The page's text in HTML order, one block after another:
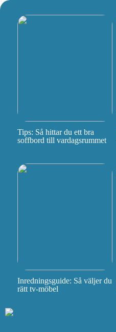
Tips: Så hittar du ett bra
soffbord till vardagsrummet
Inredningsguide: Så väljer du
rätt tv-möbel